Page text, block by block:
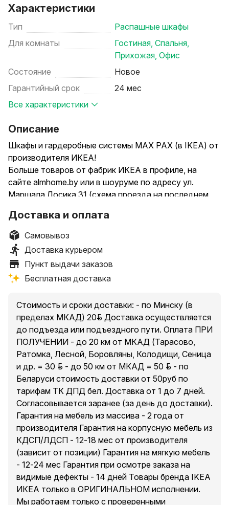
Характеристики
Тип
Распашные шкафы
Для комнаты
Гостиная, Спальня,
Прихожая, Офис
Состояние
Новое
Гарантийный срок
24 мес
Все характеристики
Описание
Шкафы и гардеробные системы MAX PAX (в IKEA) от
производителя ИКЕА!
Больше товаров от фабрик ИКЕА в профиле, на
сайте almhome.by или в шоуруме по адресу ул.
Маршала Лосика 31 (схема проезда на последнем
РАССРОЧКА по карте ХАЛВА, черепаха, карта
Покупок до 8 мес БЕЗ переплат!
* Доставка по Минску и всей Беларуси.
* Сборка ЛЕГКАЯ, иначе говоря - ЛЕГО для
взрослых!. Так же предоставляем услуги сборщика!
СТОИМОСТЬ!
* Размеры ШхВхГ: 200х233х61 см и 250х233х61 см
(другие размеры смотрите на нашем сайте
almhome.by или в объявлениях на куфаре)
* Все наполнение ВКЛЮЧЕНО в стоимость! +
ДВЕРИ!
В объявлении представлены различные комбинации
наполнения которые МОЖНО изменить при
необходимости! А так же прикреплено фото
ФАСАДНОЙ (двери) части гардероба/шкафа.
* Фурнитура GTV с плавных ходом и доводчиками.
* Изделия изготовлены из экологичных и безопасных
материалов!
Доставка и оплата
Самовывоз
Доставка курьером
Пункт выдачи заказов
Бесплатная доставка
Стоимость и сроки доставки: - по Минску (в
пределах МКАД) 20руб. Доставка осуществляется
до подъезда или подъездного пути. Оплата ПРИ
ПОЛУЧЕНИИ - до 20 км от МКАД (Тарасово,
Ратомка, Лесной, Боровляны, Колодищи, Сеница
и др. = 30 руб. - до 50 км от МКАД = 50 руб. - по
Беларуси стоимость доставки от 50руб по
тарифам ТК ДПД бел. Доставка от 1 до 7 дней.
Согласовывается заранее (за день до доставки).
Гарантия на мебель из массива - 2 года от
производителя Гарантия на корпусную мебель из
КДСП/ЛДСП - 12-18 мес от производителя
(зависит от позиции) Гарантия на мягкую мебель
- 12-24 мес Гарантия при осмотре заказа на
видимые дефекты - 14 дней Товары бренда IKEA
ИКЕА только в ОРИГИНАЛЬНОМ исполнении.
Мы работаем только с проверенными